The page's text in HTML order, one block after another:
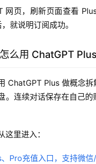
网页，刷新页面查看
就说明订阅成功。
么用 ChatGPT Plus
ChatGPT Plus 做概念拆
。连续对话保存在自己
这里进入：
Pro充值入口，支持微信